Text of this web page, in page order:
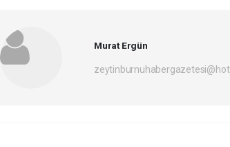
Murat Ergün